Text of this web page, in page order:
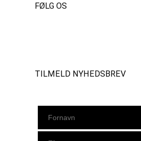
FØLG OS
TILMELD NYHEDSBREV